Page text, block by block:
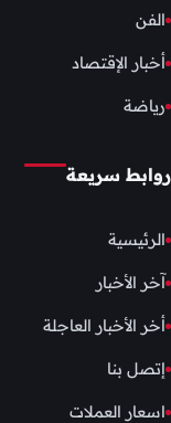
الفن
أخبار الإقتصاد
رياضة
روابط سريعة
الرئيسية
آخر الأخبار
أخر الأخبار العاجلة
إتصل بنا
اسعار العملات